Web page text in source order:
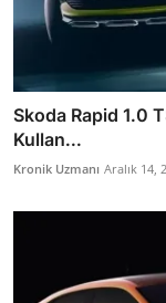
Skoda Rapid 1.0
Kullan...
Kronik Uzmanı Aralık 14,